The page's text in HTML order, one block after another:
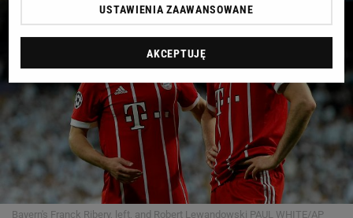
Bayern's Franck Ribery, left, and Robert Lewandowski PAUL WHITE/AP
USTAWIENIA ZAAWANSOWANE
AKCEPTUJĘ